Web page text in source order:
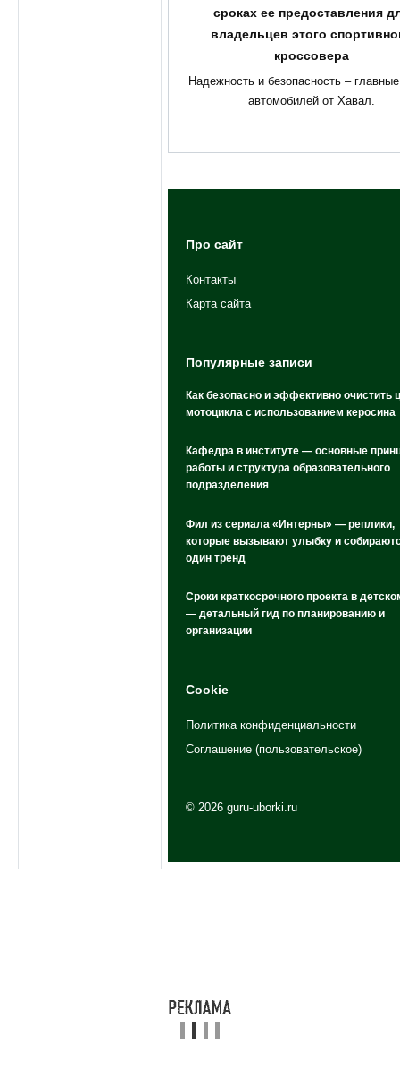
сроках ее предоставления
владельцев этого
кроссовера
Надежность и безопасность –
автомобилей от Хавал.
Про сайт
Контакты
Карта сайта
Популярные записи
Как безопасно и эффективно очистить
мотоцикла с использованием керосина
Кафедра в институте — основные
работы и структура образовательного
подразделения
Фил из сериала «Интерны» — реплики,
которые вызывают улыбку и
один тренд
Сроки краткосрочного проекта в
— детальный гид по планированию и
организации
Cookie
Политика конфиденциальности
Соглашение (пользовательское)
© 2026 guru-uborki.ru